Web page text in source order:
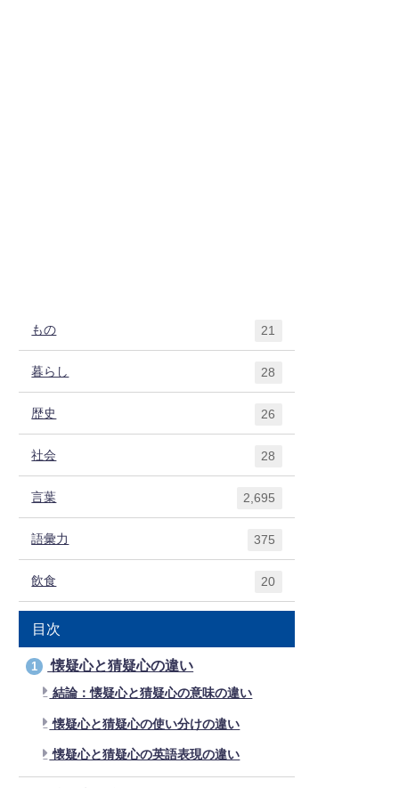
もの 21
暮らし 28
歴史 26
社会 28
言葉 2,695
語彙力 375
飲食 20
目次
1 懐疑心と猜疑心の違い
結論：懐疑心と猜疑心の意味の違い
懐疑心と猜疑心の使い分けの違い
懐疑心と猜疑心の英語表現の違い